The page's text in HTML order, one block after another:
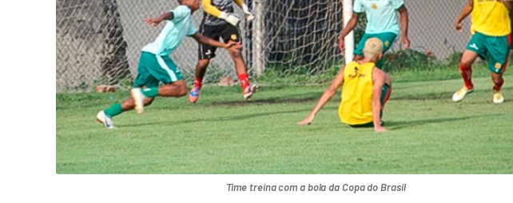
Time treina com a bola da Copa do Brasil